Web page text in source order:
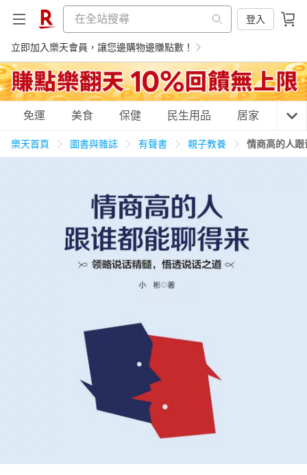
登入
立即加入樂天會員，讓您邊購物邊賺點數！
購物網分類
3C家電 運動休閒 親子玩具
免運 美食 保健 民生用品 居家 3C
樂天首頁 圖書與雜誌 有聲書 親子教養 情商高的人